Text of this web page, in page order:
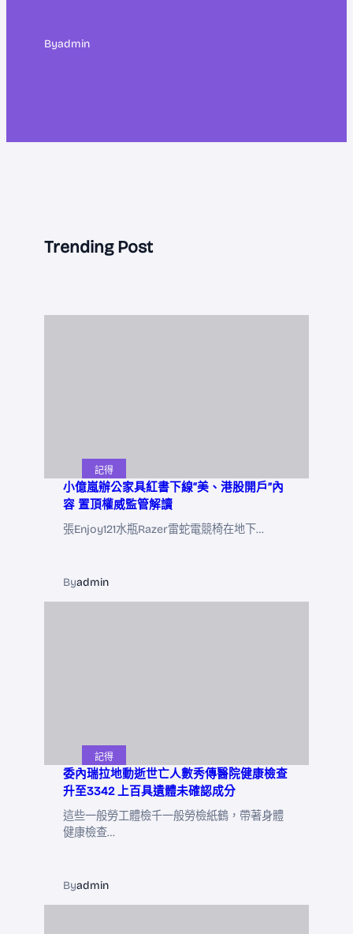
Byadmin
Trending Post
記得
小億嵐辦公家具紅書下線“美、港股開戶”內
容 置頂權威監管解讀
張Enjoy121水瓶Razer雷蛇電競椅在地下…
Byadmin
記得
委內瑞拉地動逝世亡人數秀傳醫院健康檢查
升至3342 上百具遺體未確認成分
這些一般勞工體檢千一般勞檢紙鶴，帶著身體
健康檢查…
Byadmin